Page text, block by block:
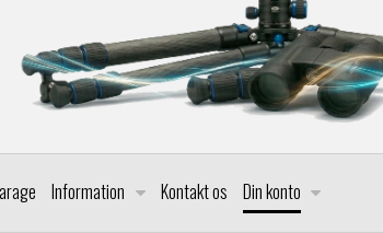
Information Kontakt os Din konto